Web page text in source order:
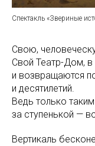
Спектакль «Звериные
Свою,
Свой Театр-Дом,
и возвращаются
и десятилетий.
Ведь только
за ступенькой —
Вертикаль